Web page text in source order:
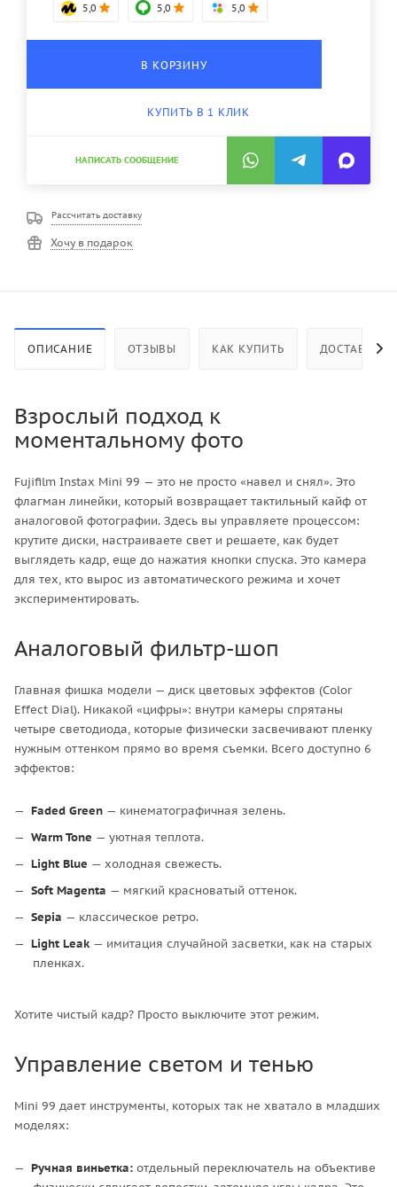
5,0 5,0 5,0
В КОРЗИНУ
КУПИТЬ В 1 КЛИК
НАПИСАТЬ СООБЩЕНИЕ
Рассчитать доставку
Хочу в подарок
ОПИСАНИЕ ОТЗЫВЫ КАК КУПИТЬ ДОСТАВКА
Взрослый подход к
моментальному фото
Fujifilm Instax Mini 99 — это не просто «навел и снял». Это
флагман линейки, который возвращает тактильный кайф от
аналоговой фотографии. Здесь вы управляете процессом:
крутите диски, настраиваете свет и решаете, как будет
выглядеть кадр, еще до нажатия кнопки спуска. Это камера
для тех, кто вырос из автоматического режима и хочет
экспериментировать.
Аналоговый фильтр-шоп
Главная фишка модели — диск цветовых эффектов (Color
Effect Dial). Никакой «цифры»: внутри камеры спрятаны
четыре светодиода, которые физически засвечивают пленку
нужным оттенком прямо во время съемки. Всего доступно 6
эффектов:
Faded Green — кинематографичная зелень.
Warm Tone — уютная теплота.
Light Blue — холодная свежесть.
Soft Magenta — мягкий красноватый оттенок.
Sepia — классическое ретро.
Light Leak — имитация случайной засветки, как на старых
пленках.
Хотите чистый кадр? Просто выключите этот режим.
Управление светом и тенью
Mini 99 дает инструменты, которых так не хватало в младших
моделях:
Ручная виньетка: отдельный переключатель на объективе